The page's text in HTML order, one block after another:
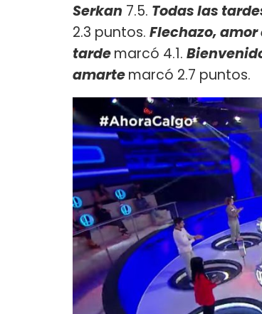
Serkan 7.5. Todas las
2.3 puntos. Flechazo,
tardemarcó 4.1.
amartemarcó 2.7 puntos.